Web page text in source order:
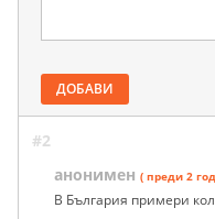
ДОБАВИ
#2
анонимен ( преди 2
В България примери